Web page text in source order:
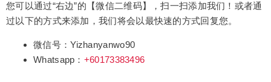
您可以通过“右边”的【微信二维码】，扫一扫添加我们！或者通
过以下的方式来添加，我们将会以最快速的方式回复您。
微信号：Yizhanyanwo90
Whatsapp： +60173383496